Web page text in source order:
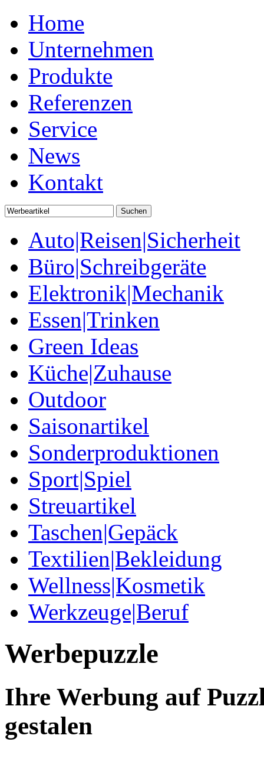
Home
Unternehmen
Produkte
Referenzen
Service
News
Kontakt
Auto|Reisen|Sicherheit
Büro|Schreibgeräte
Elektronik|Mechanik
Essen|Trinken
Green Ideas
Küche|Zuhause
Outdoor
Saisonartikel
Sonderproduktionen
Sport|Spiel
Streuartikel
Taschen|Gepäck
Textilien|Bekleidung
Wellness|Kosmetik
Werkzeuge|Beruf
Werbepuzzle
Ihre Werbung auf
gestalen